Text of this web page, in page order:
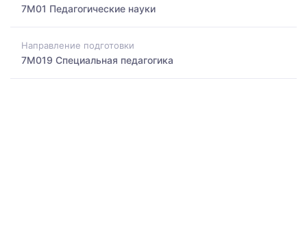
7M01 Педагогические науки
Направление подготовки
7M019 Специальная педагогика